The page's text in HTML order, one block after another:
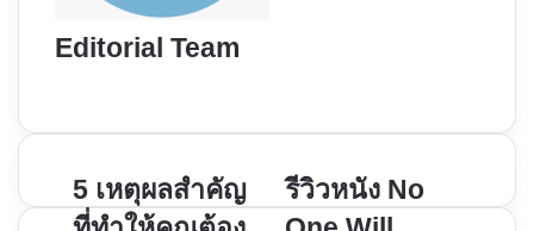
Editorial Team
5
เหตุผล
5 เหตุผลสำคัญ
รีวิว
หนัง
รีวิวหนัง No